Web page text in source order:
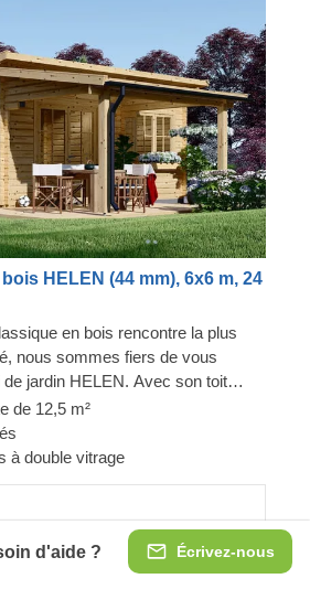
Écrivez-nous
d'aide ?
HELEN (44 mm), 6x6 m, 24
en bois rencontre la plus
nous sommes fiers de vous
jardin HELEN. Avec son toit
cet abri à l'avantage de
couverte spacieuse,
de la taille de l'abri ! Si vous
pourrait être celui qu'il vous faut.
de 12,5 m²
à double vitrage